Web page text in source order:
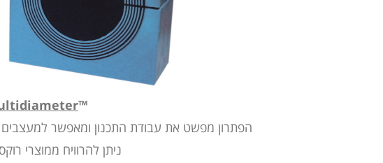
™
הפתרון מפשט את עבודת התכנון ומאפשר
ניתן להרוויח ממוצרי